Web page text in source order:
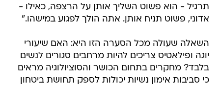
תרגיל - הוא פשוט השליך אותן על הרצפה, כאילו -
אדוני, פשוט תניח אותן. אתה הולך לפגוע במישהו."
השאלה שעולה מכל הסערה הזו היא: האם שיעורי
יוגה ופילאטיס צריכים להיות מרחבים סגורים לנשים
בלבד? מחקרים בתחום הכושר והסוציולוגיה מראים
כי סביבות אימון נשיות יכולות לספק תחושת ביטחון